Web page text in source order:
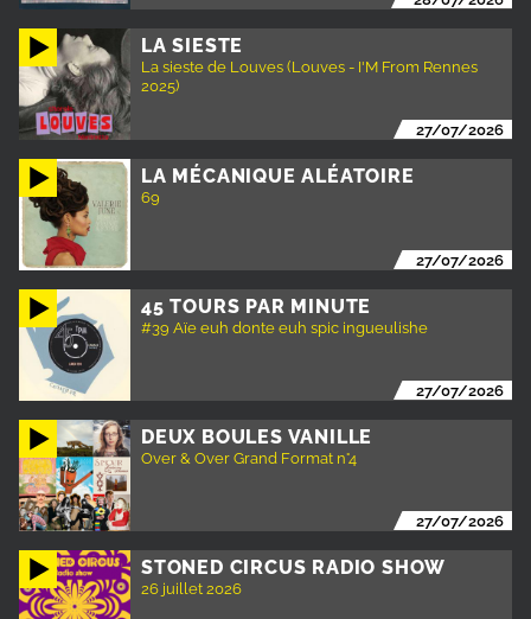
LA SIESTE
La sieste de Louves (Louves - I'M From Rennes
2025)
27/07/2026
LA MÉCANIQUE ALÉATOIRE
69
27/07/2026
45 TOURS PAR MINUTE
#39 Aïe euh donte euh spic ingueulishe
27/07/2026
DEUX BOULES VANILLE
Over & Over Grand Format n°4
27/07/2026
STONED CIRCUS RADIO SHOW
26 juillet 2026